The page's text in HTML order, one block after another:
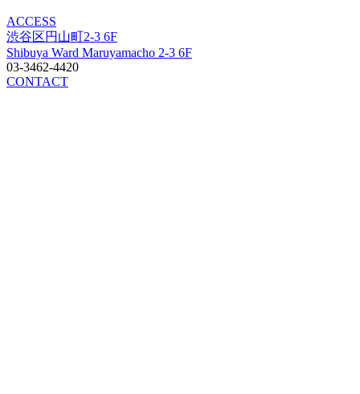
ACCESS
渋谷区円山町2-3 6F
Shibuya Ward Maruyamacho 2-3 6F
03-3462-4420
CONTACT